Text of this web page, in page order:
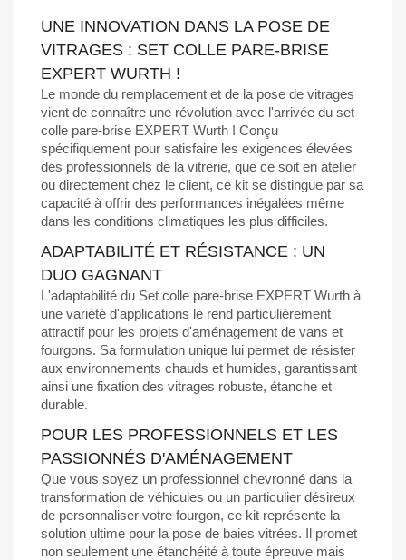
UNE INNOVATION DANS LA POSE DE
VITRAGES : SET COLLE PARE-BRISE
EXPERT WURTH !
Le monde du remplacement et de la pose de vitrages
vient de connaître une révolution avec l'arrivée du set
colle pare-brise EXPERT Wurth ! Conçu
spécifiquement pour satisfaire les exigences élevées
des professionnels de la vitrerie, que ce soit en atelier
ou directement chez le client, ce kit se distingue par sa
capacité à offrir des performances inégalées même
dans les conditions climatiques les plus difficiles.
ADAPTABILITÉ ET RÉSISTANCE : UN
DUO GAGNANT
L'adaptabilité du Set colle pare-brise EXPERT Wurth à
une variété d'applications le rend particulièrement
attractif pour les projets d'aménagement de vans et
fourgons. Sa formulation unique lui permet de résister
aux environnements chauds et humides, garantissant
ainsi une fixation des vitrages robuste, étanche et
durable.
POUR LES PROFESSIONNELS ET LES
PASSIONNÉS D'AMÉNAGEMENT
Que vous soyez un professionnel chevronné dans la
transformation de véhicules ou un particulier désireux
de personnaliser votre fourgon, ce kit représente la
solution ultime pour la pose de baies vitrées. Il promet
non seulement une étanchéité à toute épreuve mais